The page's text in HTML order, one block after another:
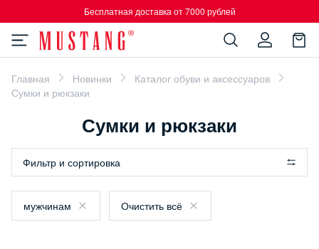
Бесплатная доставка от 7000 рублей
Главная Новинки
Каталог обуви и аксессуаров
Сумки и рюкзаки
Сумки и рюкзаки
Фильтр и сортировка
мужчинам Очистить всё